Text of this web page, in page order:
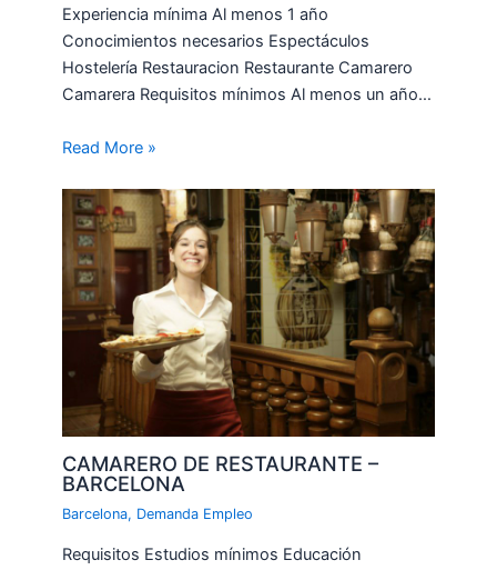
Experiencia mínima Al menos 1 año
Conocimientos necesarios Espectáculos
Hostelería Restauracion Restaurante Camarero
Camarera Requisitos mínimos Al menos un año…
Read More »
CAMARERO DE RESTAURANTE –
BARCELONA
Barcelona, Demanda Empleo
Requisitos Estudios mínimos Educación